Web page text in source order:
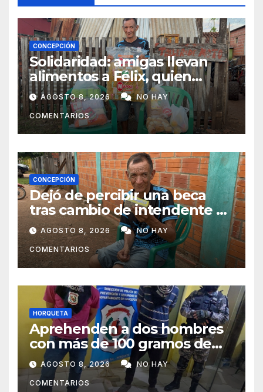
CONCEPCIÓN
Solidaridad: amigas llevan
alimentos a Félix, quien
ahora vende caramelos para
subsistir
AGOSTO 8, 2026 NO HAY
COMENTARIOS
CONCEPCIÓN
Dejó de percibir una beca
tras cambio de intendente y
ahora vende caramelos para
subsistir
AGOSTO 8, 2026 NO HAY
COMENTARIOS
HORQUETA
Aprehenden a dos hombres
con más de 100 gramos de
supuesta marihuana en
Horqueta
AGOSTO 8, 2026 NO HAY
COMENTARIOS